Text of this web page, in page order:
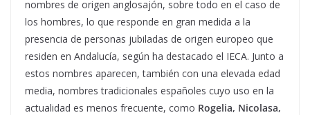
nombres de origen anglosajón, sobre todo en el caso de
los hombres, lo que responde en gran medida a la
presencia de personas jubiladas de origen europeo que
residen en Andalucía, según ha destacado el IECA. Junto a
estos nombres aparecen, también con una elevada edad
media, nombres tradicionales españoles cuyo uso en la
actualidad es menos frecuente, como Rogelia, Nicolasa,